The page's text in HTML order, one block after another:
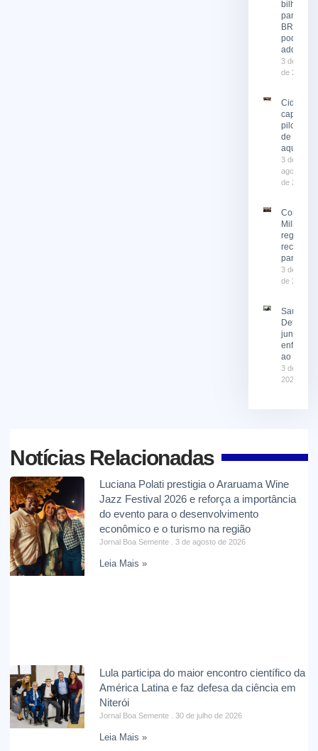
bilhetes
para o
BRT já
podem
3 de
de 2026
Cidade
capacita
pilotos
de moto
aquática
3 de
agosto
de 2026
Corrida
Milhas
registra
recorde
3 de
de 2026
Saúde e
Defesa
juntas no
ao El
3 de
2026
Notícias Relacionadas
Luciana Polati prestigia o Araruama Wine
Jazz Festival 2026 e reforça a importância
do evento para o desenvolvimento
econômico e o turismo na região
Jornal Boa Semente 3 de agosto de 2026
Leia Mais »
Lula participa do maior encontro científico da
América Latina e faz defesa da ciência em
Niterói
Jornal Boa Semente 30 de julho de 2026
Leia Mais »